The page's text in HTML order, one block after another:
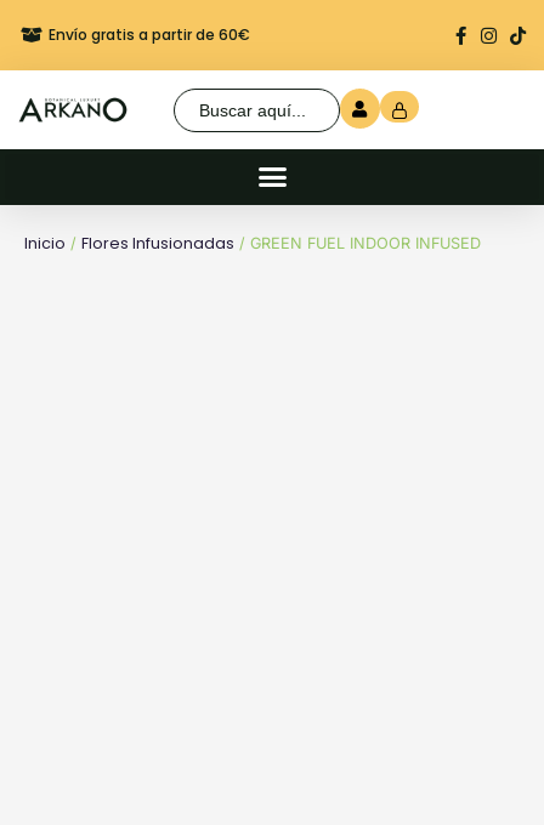
Envío gratis a partir de 60€ Regalo seguro en cada
Buscar:
Inicio / Flores Infusionadas / GREEN FUEL INDOOR INFUSED